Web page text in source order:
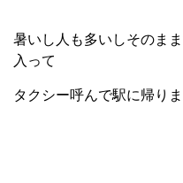
暑いし人も多いしそのま
入って
タクシー呼んで駅に帰りま